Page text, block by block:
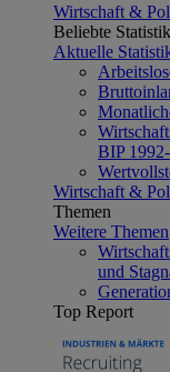
Wirtschaft &
Beliebte
Aktuelle
BIP
Wirtschaft &
Themen
Weitere Themen
und
Top Report